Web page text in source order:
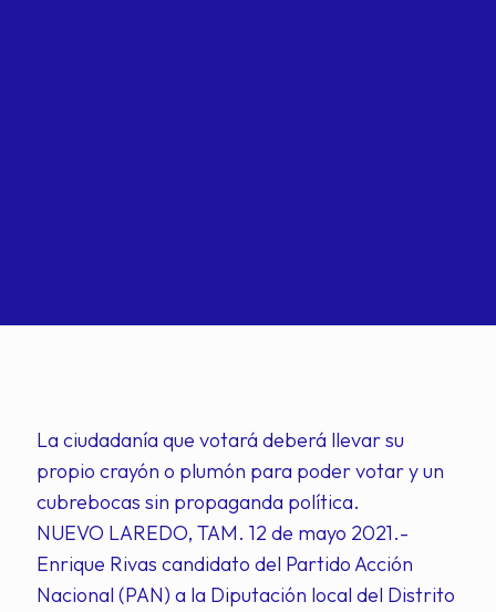
La ciudadanía que votará deberá llevar su
propio crayón o plumón para poder votar y un
cubrebocas sin propaganda política.
NUEVO LAREDO, TAM. 12 de mayo 2021.-
Enrique Rivas candidato del Partido Acción
Nacional (PAN) a la Diputación local del Distrito